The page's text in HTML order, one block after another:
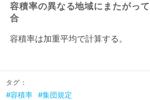
容積率の異なる地域にまたがっ
合
容積率は加重平均で計算する。
タグ：
容積率 集団規定